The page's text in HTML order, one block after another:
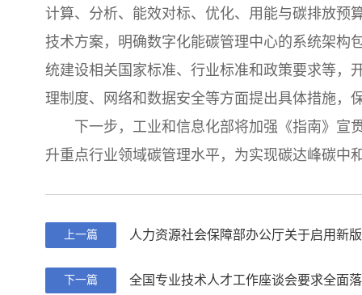
计算、分析、能效对标、优化、用能与碳排放预
技术方案，明确数字化能碳管理中心的系统架构
统建设相关国家标准、行业标准和政策要求等，
理制度、网络和数据安全等方面提出具体措施，
下一步，工业和信息化部将加强《指南》
升重点行业领域碳管理水平，为实现碳达峰碳中
上一篇 人力资源社会保障部办公厅关于启用新
下一篇 全国专业技术人才工作座谈会要求全面